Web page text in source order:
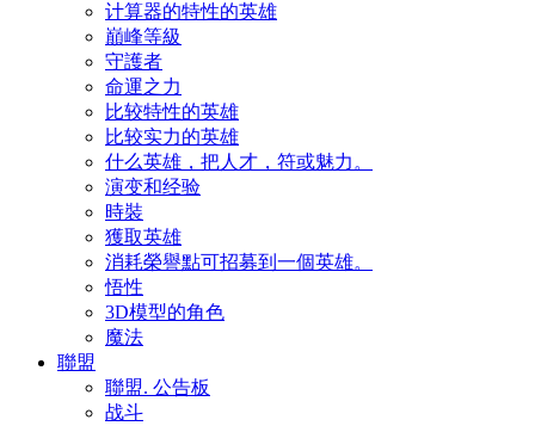
计算器的特性的英雄
巔峰等級
守護者
命運之力
比较特性的英雄
比较实力的英雄
什么英雄，把人才，符或魅力。
演变和经验
時裝
獲取英雄
消耗榮譽點可招募到一個英雄。
悟性
3D模型的角色
魔法
聯盟
聯盟. 公告板
战斗